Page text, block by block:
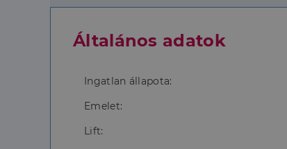
Általános adatok
Ingatlan állapota:
Emelet:
Lift: